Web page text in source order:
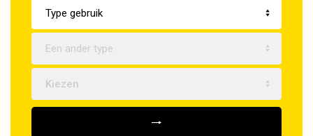
Type gebruik
Een ander type
Kiezen